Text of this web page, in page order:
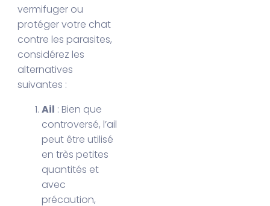
vermifuger ou
protéger votre chat
contre les parasites,
considérez les
alternatives
suivantes :
Ail : Bien que
controversé, l’ail
peut être utilisé
en très petites
quantités et
avec
précaution,